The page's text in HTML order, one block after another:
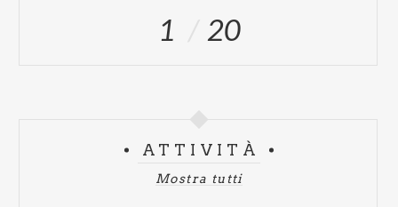
1 20
ATTIVITÀ
Mostra tutti